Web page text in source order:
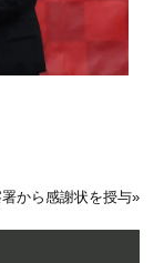
から感謝状を授与»